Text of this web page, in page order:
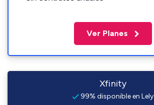
Ver Planes
Xfinity
99% disponible en Lely